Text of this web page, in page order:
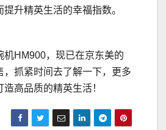
升精英生活的幸福指数。
机HM900，现已在京东美的
，抓紧时间去了解一下，更多
高品质的精英生活！